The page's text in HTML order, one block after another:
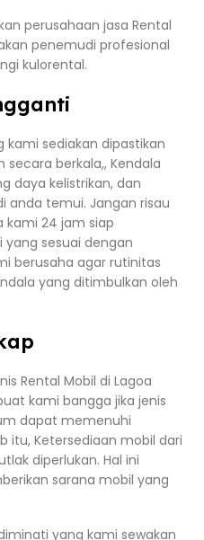
perusahaan jasa Rental
penemudi profesional
kulorental.
kami sediakan dipastikan
berkala,, Kendala
daya kelistrikan, dan
anda temui. Jangan risau
kami 24 jam siap
sesuai dengan
berusaha agar rutinitas
yang ditimbulkan oleh
Rental Mobil di Lagoa
kami bangga jika jenis
dapat memenuhi
itu, Ketersediaan mobil dari
diperlukan. Hal ini
sarana mobil yang
yang kami sewakan